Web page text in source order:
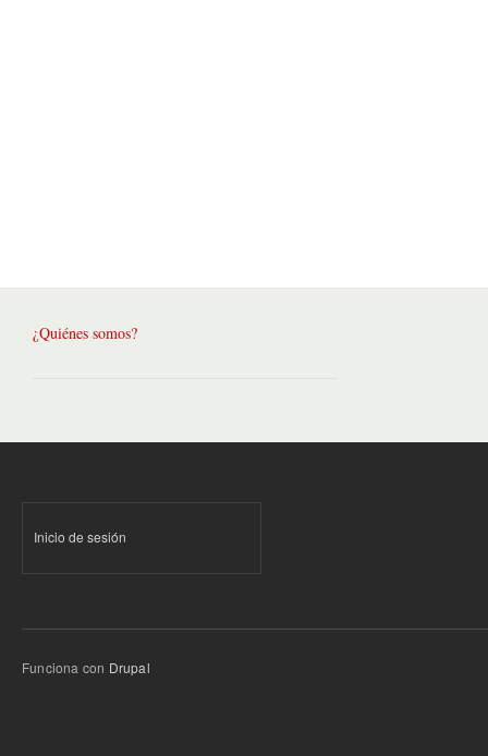
¿Quiénes somos?
Inicio de sesión
Funciona con Drupal